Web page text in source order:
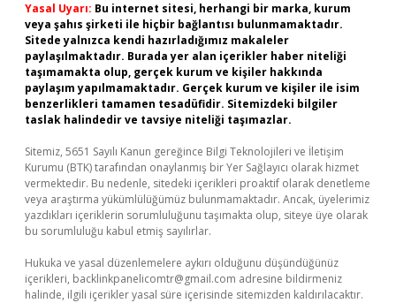
Yasal Uyarı: Bu internet sitesi, herhangi bir marka, kurum
veya şahıs şirketi ile hiçbir bağlantısı bulunmamaktadır.
Sitede yalnızca kendi hazırladığımız makaleler
paylaşılmaktadır. Burada yer alan içerikler haber niteliği
taşımamakta olup, gerçek kurum ve kişiler hakkında
paylaşım yapılmamaktadır. Gerçek kurum ve kişiler ile isim
benzerlikleri tamamen tesadüfidir. Sitemizdeki bilgiler
taslak halindedir ve tavsiye niteliği taşımazlar.
Sitemiz, 5651 Sayılı Kanun gereğince Bilgi Teknolojileri ve İletişim
Kurumu (BTK) tarafından onaylanmış bir Yer Sağlayıcı olarak hizmet
vermektedir. Bu nedenle, sitedeki içerikleri proaktif olarak denetleme
veya araştırma yükümlülüğümüz bulunmamaktadır. Ancak, üyelerimiz
yazdıkları içeriklerin sorumluluğunu taşımakta olup, siteye üye olarak
bu sorumluluğu kabul etmiş sayılırlar.
Hukuka ve yasal düzenlemelere aykırı olduğunu düşündüğünüz
içerikleri, backlinkpanelicomtr@gmail.com adresine bildirmeniz
halinde, ilgili içerikler yasal süre içerisinde sitemizden kaldırılacaktır.